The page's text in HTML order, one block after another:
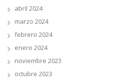
abril 2024
marzo 2024
febrero 2024
enero 2024
noviembre 2023
octubre 2023